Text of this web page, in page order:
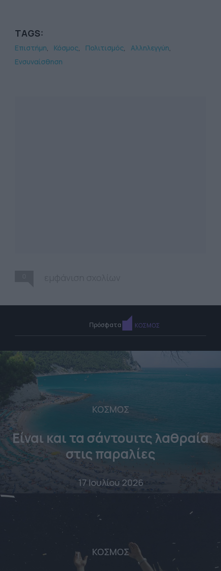
TAGS:
Επιστήμη Κόσμος Πολιτισμός
Αλληλεγγύη
Ενσυναίσθηση
Πρόσφατα ΚΟΣΜΟΣ
ΚΟΣΜΟΣ
Είναι και τα σάντουιτς λαθραία
στις παραλίες
17 Ιουλίου 2026
ΚΟΣΜΟΣ